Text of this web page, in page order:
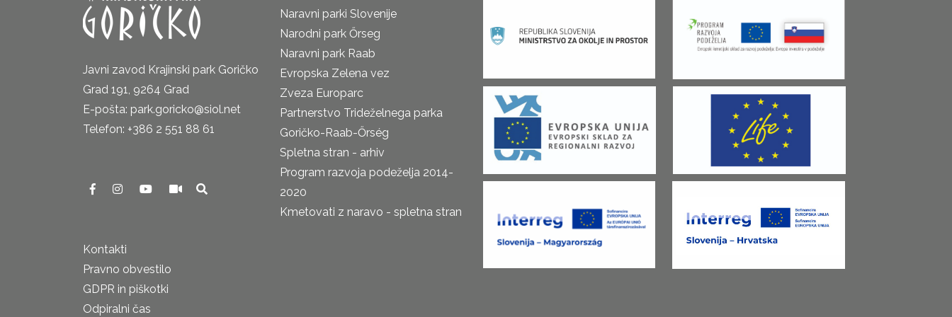
Javni zavod Krajinski park Goričko
Grad 191, 9264 Grad
E-pošta: park.goricko@siol.net
Telefon: +386 2 551 88 61
Kontakti
Pravno obvestilo
GDPR in piškotki
Odpiralni čas
Naravni parki Slovenije
Narodni park Őrseg
Naravni park Raab
Evropska Zelena vez
Zveza Europarc
Partnerstvo Trideželnega parka
Goričko-Raab-Őrség
Spletna stran - arhiv
Program razvoja podeželja 2014-
2020
Kmetovati z naravo - spletna stran